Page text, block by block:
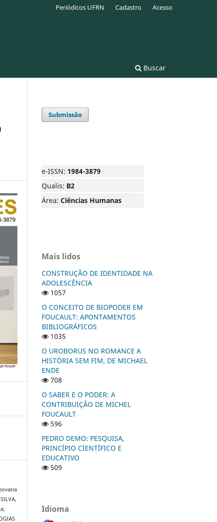
Buscar
Periódicos UFRN Cadastro Acesso
Submissão
e-ISSN: 1984-3879
Qualis: B2
Área: Ciências Humanas
Mais lidos
CONSTRUÇÃO DE IDENTIDADE NA
ADOLESCÊNCIA
1057
O CONCEITO DE BIOPODER EM
FOUCAULT: APONTAMENTOS
BIBLIOGRÁFICOS
1035
O UROBORUS NO ROMANCE A
HISTÓRIA SEM FIM, DE MICHAEL
ENDE
708
O SABER E O PODER: A
CONTRIBUIÇÃO DE MICHEL
FOUCAULT
596
PEDRO DEMO: PESQUISA,
PRINCÍPIO CIENTÍFICO E
EDUCATIVO
509
Idioma